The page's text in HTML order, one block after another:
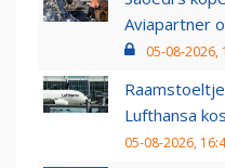
Aviapartner
05-08-2026,
Lufthansa
05-08-2026,